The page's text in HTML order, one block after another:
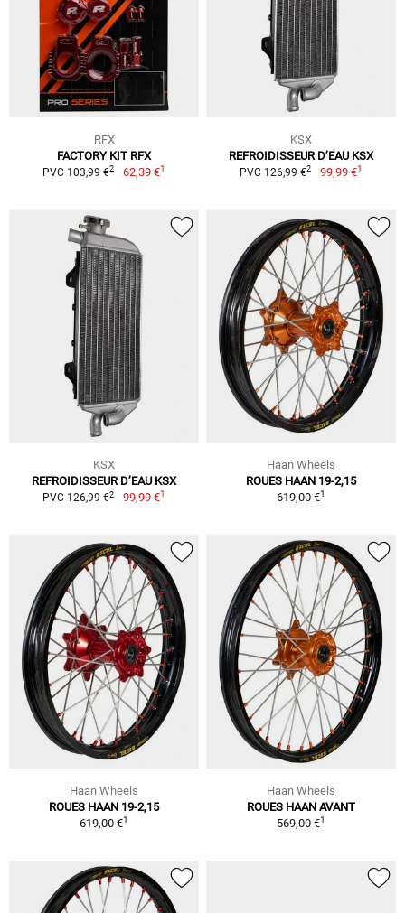
RFX
FACTORY KIT RFX
PVC 103,99 €2 62,39 €1
KSX
REFROIDISSEUR D’EAU KSX
PVC 126,99 €2 99,99 €1
KSX
REFROIDISSEUR D’EAU KSX
PVC 126,99 €2 99,99 €1
Haan Wheels
ROUES HAAN 19-2,15
619,00 €1
Haan Wheels
ROUES HAAN 19-2,15
619,00 €1
Haan Wheels
ROUES HAAN AVANT
569,00 €1